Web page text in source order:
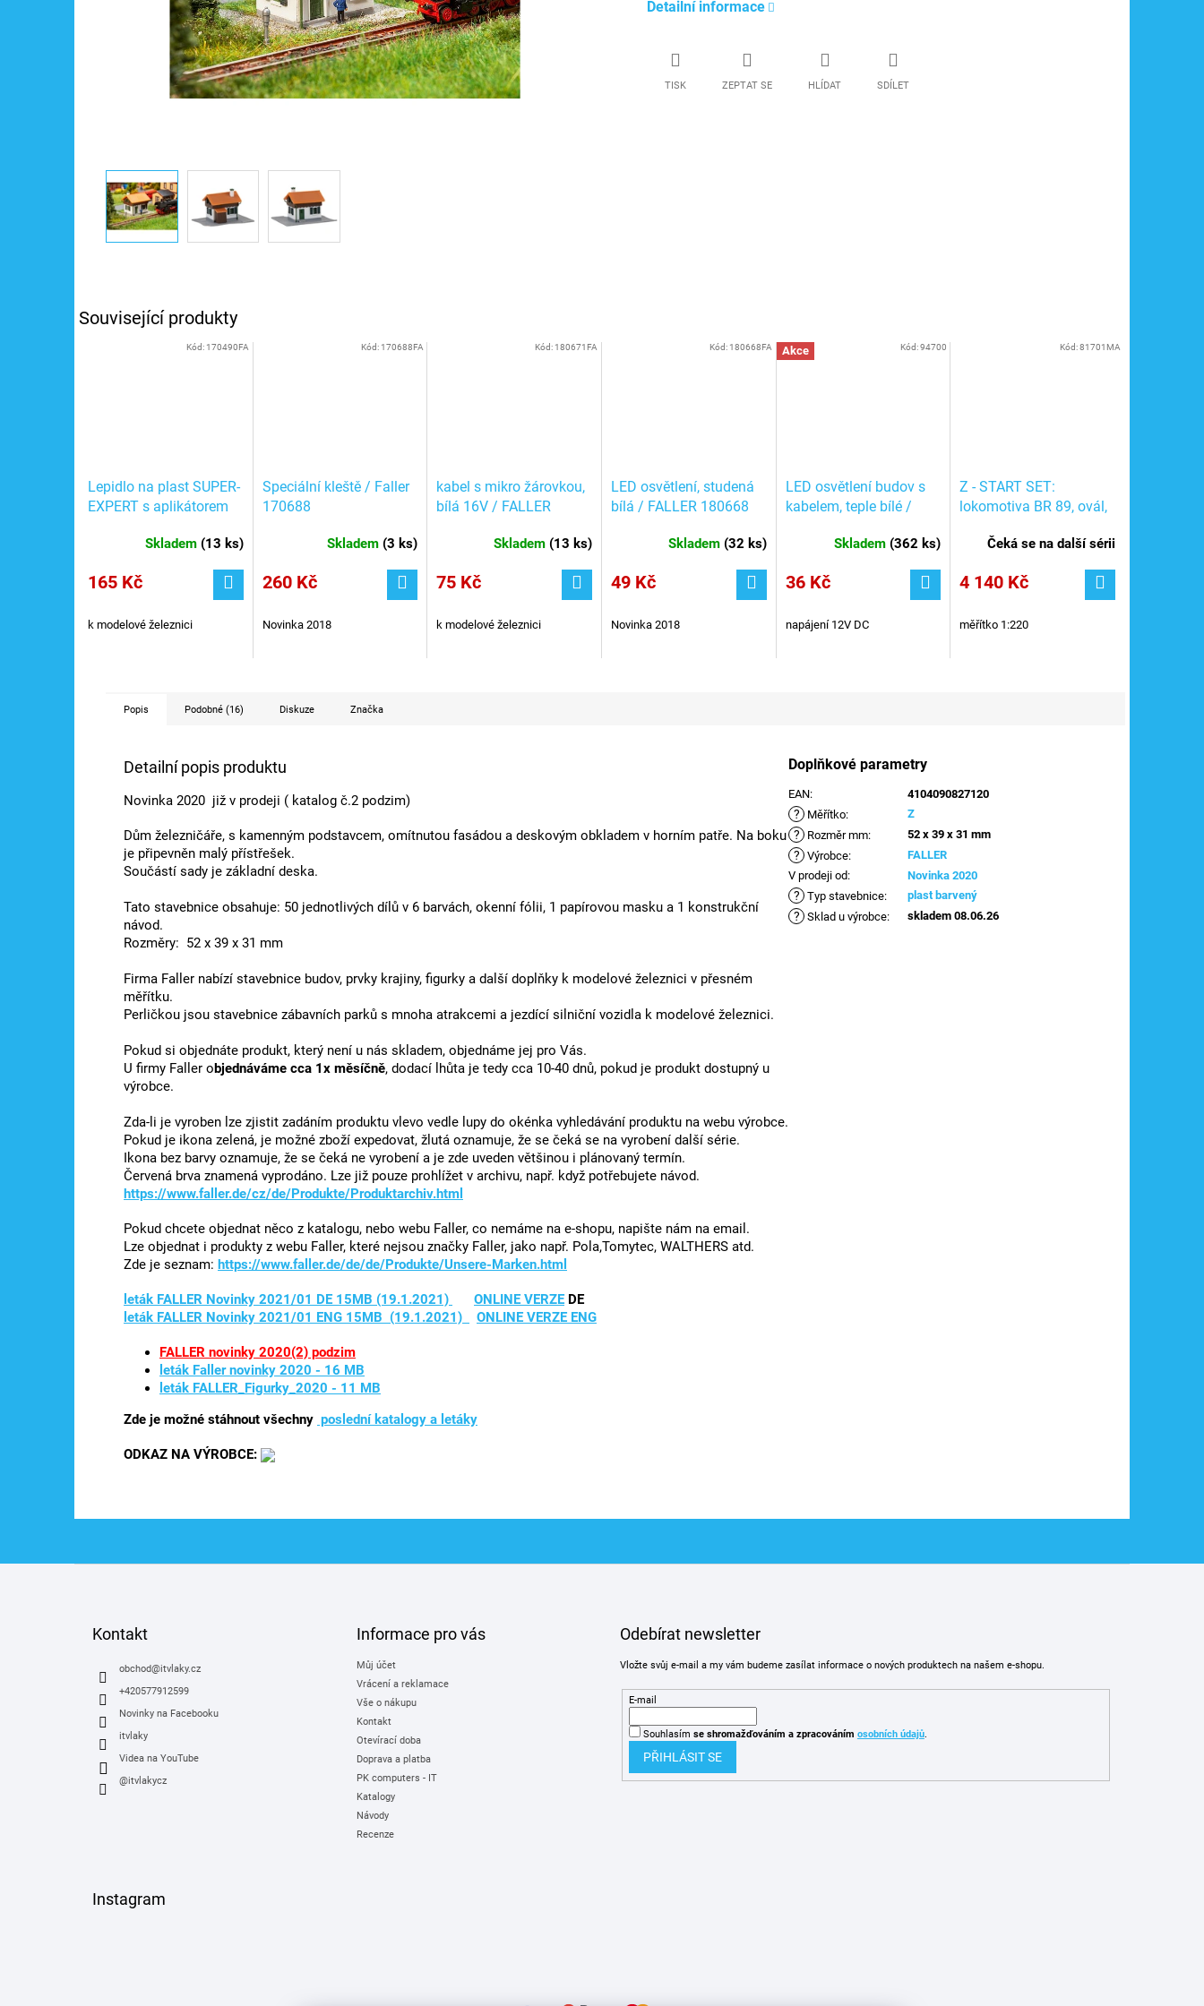
Detailní informace
TISK ZEPTAT SE HLÍDAT SDÍLET
Související produkty
Lepidlo na plast SUPER-
EXPERT s aplikátorem
Faller 170490
Skladem (13 ks)
165 Kč
k modelové železnici
Kód: 170490FA
Speciální kleště / Faller
170688
Skladem (3 ks)
260 Kč
Novinka 2018
Kód: 170688FA
kabel s mikro žárovkou,
bílá 16V / FALLER
Skladem (13 ks)
75 Kč
k modelové železnici
Kód: 180671FA
LED osvětlení, studená
bílá / FALLER 180668
Skladem (32 ks)
49 Kč
Novinka 2018
Kód: 180668FA Akce
LED osvětlení budov s
kabelem, teple bílé /
Skladem (362 ks)
36 Kč
napájení 12V DC
Kód:94700
Z - START SET:
lokomotiva BR 89, ovál,
81701Čeká se na další sérii
4 140 Kč
měřítko 1:220
Kód:81701MA
Popis Podobné (16) Diskuze Značka
Detailní popis produktu
Novinka 2020 již v prodeji ( katalog č.2 podzim)
Dům železničáře, s kamenným podstavcem, omítnutou fasádou a deskovým obkladem v horním patře. Na boku
je připevněn malý přístřešek.
Součástí sady je základní deska.
Tato stavebnice obsahuje: 50 jednotlivých dílů v 6 barvách, okenní fólii, 1 papírovou masku a 1 konstrukční
návod.
Rozměry: 52 x 39 x 31 mm
Firma Faller nabízí stavebnice budov, prvky krajiny, figurky a další doplňky k modelové železnici v přesném
měřítku.
Perličkou jsou stavebnice zábavních parků s mnoha atrakcemi a jezdící silniční vozidla k modelové železnici.
Pokud si objednáte produkt, který není u nás skladem, objednáme jej pro Vás.
U firmy Faller objednáváme cca 1x měsíčně, dodací lhůta je tedy cca 10-40 dnů, pokud je produkt dostupný u
výrobce.
Zda-li je vyroben lze zjistit zadáním produktu vlevo vedle lupy do okénka vyhledávání produktu na webu výrobce.
Pokud je ikona zelená, je možné zboží expedovat, žlutá oznamuje, že se čeká se na vyrobení další série.
Ikona bez barvy oznamuje, že se čeká ne vyrobení a je zde uveden většinou i plánovaný termín.
Červená brva znamená vyprodáno. Lze již pouze prohlížet v archivu, např. když potřebujete návod.
https://www.faller.de/cz/de/Produkte/Produktarchiv.html
Pokud chcete objednat něco z katalogu, nebo webu Faller, co nemáme na e-shopu, napište nám na email.
Lze objednat i produkty z webu Faller, které nejsou značky Faller, jako např. Pola,Tomytec, WALTHERS atd.
Zde je seznam: https://www.faller.de/de/de/Produkte/Unsere-Marken.html
leták FALLER Novinky 2021/01 DE 15MB (19.1.2021) ONLINE VERZE DE
leták FALLER Novinky 2021/01 ENG 15MB (19.1.2021)
ONLINE VERZE ENG
FALLER novinky 2020(2) podzim
leták Faller novinky 2020 - 16 MB
leták FALLER_Figurky_2020 - 11 MB
Zde je možné stáhnout všechny poslední katalogy a letáky
ODKAZ NA VÝROBCE:
Doplňkové parametry
EAN: 4104090827120
? Měřítko: Z
? Rozměr mm: 52 x 39 x 31 mm
? Výrobce:
FALLER
V prodeji od: Novinka 2020
? Typ stavebnice: plast barvený
? Sklad u výrobce: skladem 08.06.26
Kontakt
obchod@itvlaky.cz
+420577912599
Novinky na Facebooku
itvlaky
Videa na YouTube
@itvlakycz
Informace pro vás
Můj účet
Vrácení a reklamace
Vše o nákupu
Kontakt
Otevírací doba
Doprava a platba
PK computers - IT
Katalogy
Návody
Recenze
Odebírat newsletter
Vložte svůj e-mail a my vám budeme zasílat informace o nových produktech na našem e-shopu.
E-mail
Souhlasím se shromažďováním a zpracováním osobních údajů.
PŘIHLÁSIT SE
Instagram